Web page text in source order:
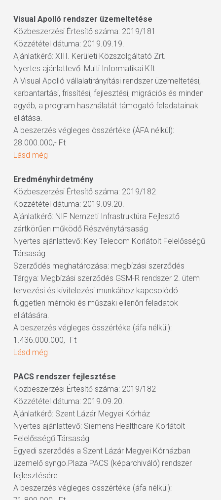
Visual Apolló rendszer üzemeltetése
Közbeszerzési Értesítő száma: 2019/181
Közzététel dátuma: 2019.09.19.
Ajánlatkérő: XIII. Kerületi Közszolgáltató Zrt.
Nyertes ajánlattevő: Multi Informatikai Kft
A Visual Apolló vállalatirányítási rendszer üzemeltetési,
karbantartási, frissítési, fejlesztési, migrációs és minden
egyéb, a program használatát támogató feladatainak
ellátása.
A beszerzés végleges összértéke (ÁFA nélkül):
28.000.000,- Ft
Lásd még
Eredményhirdetmény
Közbeszerzési Értesítő száma: 2019/182
Közzététel dátuma: 2019.09.20.
Ajánlatkérő: NIF Nemzeti Infrastruktúra Fejlesztő
zártkörűen működő Részvénytársaság
Nyertes ajánlattevő: Key Telecom Korlátolt Felelősségű
Társaság
Szerződés meghatározása: megbízási szerződés
Tárgya: Megbízási szerződés GSM-R rendszer 2. ütem
tervezési és kivitelezési munkáihoz kapcsolódó
független mérnöki és műszaki ellenőri feladatok
ellátására.
A beszerzés végleges összértéke (áfa nélkül):
1.436.000.000,- Ft
Lásd még
PACS rendszer fejlesztése
Közbeszerzési Értesítő száma: 2019/182
Közzététel dátuma: 2019.09.20.
Ajánlatkérő: Szent Lázár Megyei Kórház
Nyertes ajánlattevő: Siemens Healthcare Korlátolt
Felelősségű Társaság
Egyedi szerződés a Szent Lázár Megyei Kórházban
üzemelő syngo.Plaza PACS (képarchiváló) rendszer
fejlesztésére
A beszerzés végleges összértéke (áfa nélkül):